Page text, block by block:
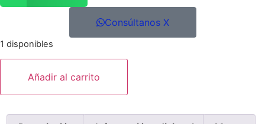
Consúltanos X
1 disponibles
Añadir al carrito